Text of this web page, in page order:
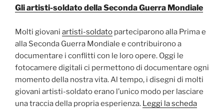
Gli artisti-soldato della Seconda Guerra Mondiale
Molti giovani artisti-soldato parteciparono alla Prima e
alla Seconda Guerra Mondiale e contribuirono a
documentare i conflitti con le loro opere. Oggi le
fotocamere digitali ci permettono di documentare ogni
momento della nostra vita. Al tempo, i disegni di molti
giovani artisti-soldato erano l’unico modo per lasciare
una traccia della propria esperienza. Leggi la scheda